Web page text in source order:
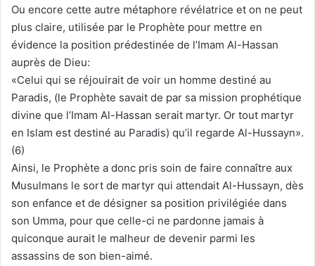
Ou encore cette autre métaphore révélatrice et on ne peut
plus claire, utilisée par le Prophète pour mettre en
évidence la position prédestinée de l’Imam Al-Hassan
auprès de Dieu:
«Celui qui se réjouirait de voir un homme destiné au
Paradis, (le Prophète savait de par sa mission prophétique
divine que l’Imam Al-Hassan serait martyr. Or tout martyr
en Islam est destiné au Paradis) qu’il regarde Al-Hussayn».
(6)
Ainsi, le Prophète a donc pris soin de faire connaître aux
Musulmans le sort de martyr qui attendait Al-Hussayn, dès
son enfance et de désigner sa position privilégiée dans
son Umma, pour que celle-ci ne pardonne jamais à
quiconque aurait le malheur de devenir parmi les
assassins de son bien-aimé.